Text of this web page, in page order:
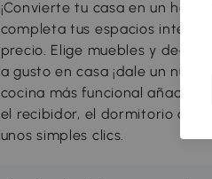
¡Convierte tu casa en un
completa tus espacios
precio. Elige muebles y
a gusto en casa ¡dale un
cocina más funcional
el recibidor, el dormitorio o
unos simples clics.